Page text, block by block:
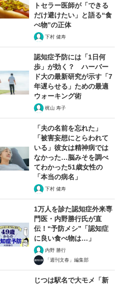
3/9
トセラー医師が「できる
だけ避けたい」と語る“食
べ物”の正体
下村 健寿
認知症予防には「1日何
歩」が効く？ ハーバー
ド大の最新研究が示す「7
年遅らせる」ための最適
ウォーキング術
梶山 寿子
「夫の名前を忘れた」
「被害妄想にとらわれて
いる」彼女は精神病では
なかった…脳みそを調べ
てわかった51歳女性の
「本当の病名」
下村 健寿
1万人を診た認知症外来専
門医・内野勝行氏が直
伝！“予防メシ”「認知症
に良い食べ物は…」
内野 勝行
「週刊文春」編集部
じつは駅名で大モメ「新